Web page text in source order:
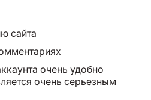
сайта
очень удобно
очень серьезным